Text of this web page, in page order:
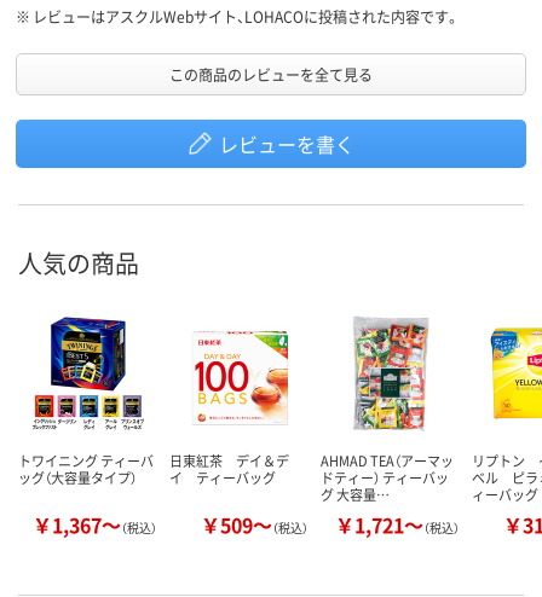
※ レビューはアスクルWebサイト、LOHACOに投稿された内容です。
この商品のレビューを全て見る
レビューを書く
人気の商品
トワイニング ティーバ
ッグ（大容量タイプ）
￥1,367～（税込）
日東紅茶 デイ＆デ
イ ティーバッグ
￥509～（税込）
AHMAD TEA（アーマッ
ドティー） ティーバッ
グ 大容量…
￥1,721～（税込）
リプトン
ベル ピラ
ィーバッグ
￥